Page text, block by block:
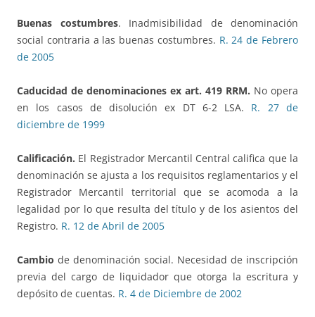
Buenas costumbres. Inadmisibilidad de denominación
social contraria a las buenas costumbres. R. 24 de Febrero
de 2005
Caducidad de denominaciones ex art. 419 RRM. No opera
en los casos de disolución ex DT 6-2 LSA. R. 27 de
diciembre de 1999
Calificación. El Registrador Mercantil Central califica que la
denominación se ajusta a los requisitos reglamentarios y el
Registrador Mercantil territorial que se acomoda a la
legalidad por lo que resulta del título y de los asientos del
Registro. R. 12 de Abril de 2005
Cambio de denominación social. Necesidad de inscripción
previa del cargo de liquidador que otorga la escritura y
depósito de cuentas. R. 4 de Diciembre de 2002